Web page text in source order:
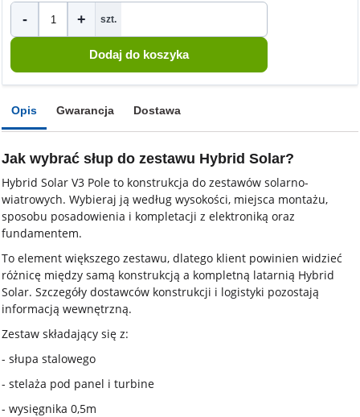
- + szt.
Opis Gwarancja Dostawa
Jak wybrać słup do zestawu Hybrid Solar?
Hybrid Solar V3 Pole to konstrukcja do zestawów solarno-
wiatrowych. Wybieraj ją według wysokości, miejsca montażu,
sposobu posadowienia i kompletacji z elektroniką oraz
fundamentem.
To element większego zestawu, dlatego klient powinien widzieć
różnicę między samą konstrukcją a kompletną latarnią Hybrid
Solar. Szczegóły dostawców konstrukcji i logistyki pozostają
informacją wewnętrzną.
Zestaw składający się z:
- słupa stalowego
- stelaża pod panel i turbine
- wysięgnika 0,5m